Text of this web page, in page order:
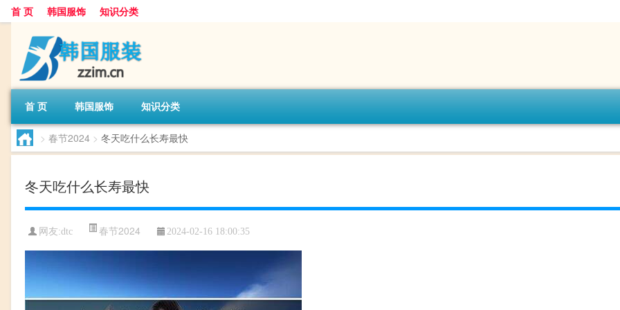
首 页 韩国服饰 知识分类
首 页 韩国服饰 知识分类
> 春节2024 > 冬天吃什么长寿最快
冬天吃什么长寿最快
网友:dtc 春节2024 2024-02-16 18:00:35